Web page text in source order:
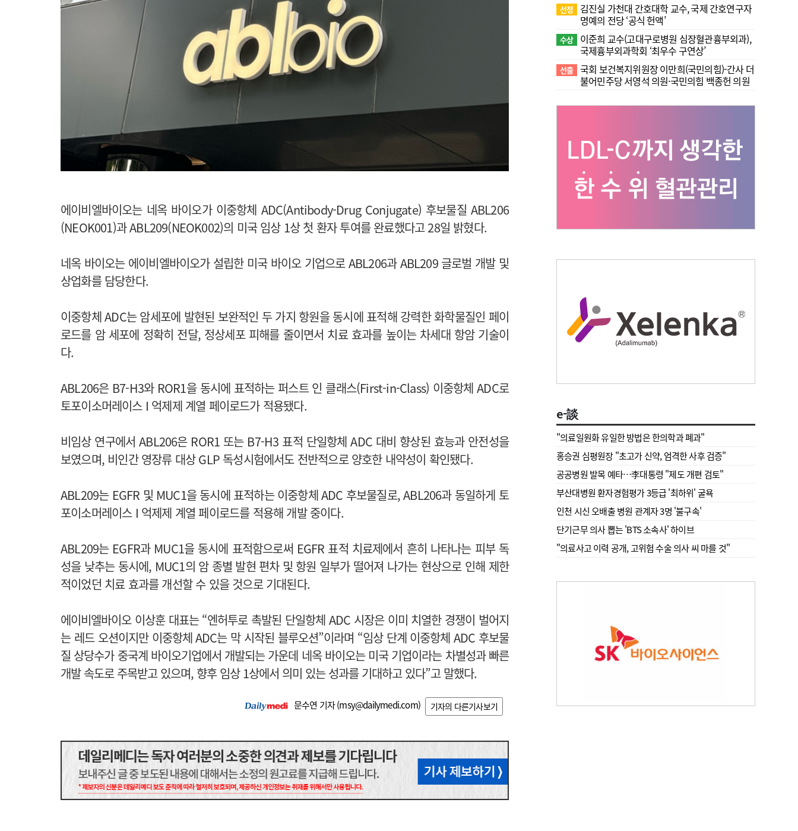
에이비엘바이오는 네옥 바이오가 이중항체 ADC(Antibody-Drug Conjugate) 후보물질 ABL206
(NEOK001)과 ABL209(NEOK002)의 미국 임상 1상 첫 환자 투여를 완료했다고 28일 밝혔다.
네옥 바이오는 에이비엘바이오가 설립한 미국 바이오 기업으로 ABL206과 ABL209 글로벌 개발 및
상업화를 담당한다.
이중항체 ADC는 암세포에 발현된 보완적인 두 가지 항원을 동시에 표적해 강력한 화학물질인 페이
로드를 암 세포에 정확히 전달, 정상세포 피해를 줄이면서 치료 효과를 높이는 차세대 항암 기술이
다.
ABL206은 B7-H3와 ROR1을 동시에 표적하는 퍼스트 인 클래스(First-in-Class) 이중항체 ADC로
토포이소머레이스 I 억제제 계열 페이로드가 적용됐다.
비임상 연구에서 ABL206은 ROR1 또는 B7-H3 표적 단일항체 ADC 대비 향상된 효능과 안전성을
보였으며, 비인간 영장류 대상 GLP 독성시험에서도 전반적으로 양호한 내약성이 확인됐다.
ABL209는 EGFR 및 MUC1을 동시에 표적하는 이중항체 ADC 후보물질로, ABL206과 동일하게 토
포이소머레이스 I 억제제 계열 페이로드를 적용해 개발 중이다.
ABL209는 EGFR과 MUC1을 동시에 표적함으로써 EGFR 표적 치료제에서 흔히 나타나는 피부 독
성을 낮추는 동시에, MUC1의 암 종별 발현 편차 및 항원 일부가 떨어져 나가는 현상으로 인해 제한
적이었던 치료 효과를 개선할 수 있을 것으로 기대된다.
에이비엘바이오 이상훈 대표는 “엔허투로 촉발된 단일항체 ADC 시장은 이미 치열한 경쟁이 벌어지
는 레드 오션이지만 이중항체 ADC는 막 시작된 블루오션”이라며 “임상 단계 이중항체 ADC 후보물
질 상당수가 중국계 바이오기업에서 개발되는 가운데 네옥 바이오는 미국 기업이라는 차별성과 빠른
개발 속도로 주목받고 있으며, 향후 임상 1상에서 의미 있는 성과를 기대하고 있다”고 말했다.
문수연 기자 (msy@dailymedi.com) 기자의 다른기사보기
선정
김진실 가천대 간호대학 교수, 국제 간호연구자
명예의 전당 ‘공식 헌액’
수상
이준희 교수(고대구로병원 심장혈관흉부외과),
국제흉부외과학회 ‘최우수 구연상’
선출 국회 보건복지위원장 이만희(국민의힘)-간사 더
불어민주당 서영석 의원·국민의힘 백종헌 의원
e-談
"의료일원화 유일한 방법은 한의학과 폐과"
홍승권 심평원장 " 초고가 신약, 엄격한 사후 검증"
공공병원 발목 예타…李대통령 "제도 개편 검토"
부산대병원 환자경험평가 3등급 '최하위' 굴욕
인천 시신 오배출 병원 관계자 3명 '불구속'
단기근무 의사 뽑는 'BTS 소속사' 하이브
"의료사고 이력 공개, 고위험 수술 의사 씨 마를 것"